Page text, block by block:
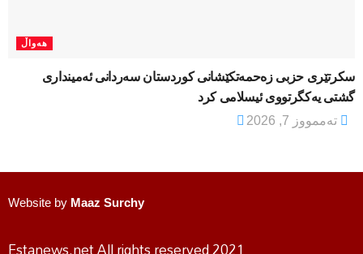
هەواڵ
سکرتێری حزبی زەحمەتکێشانی کوردستان سەردانی ئەمینداری
گشتی یەکگرتووی ئیسلامی کرد
تەممووز 7, 2026
Website by Maaz Surchy